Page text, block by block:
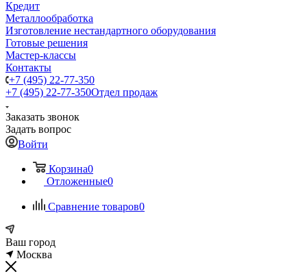
Кредит
Металлообработка
Изготовление нестандартного оборудования
Готовые решения
Мастер-классы
Контакты
+7 (495) 22-77-350
+7 (495) 22-77-350Отдел продаж
Заказать звонок
Задать вопрос
Войти
Корзина0
Отложенные0
Сравнение товаров0
Ваш город
Москва